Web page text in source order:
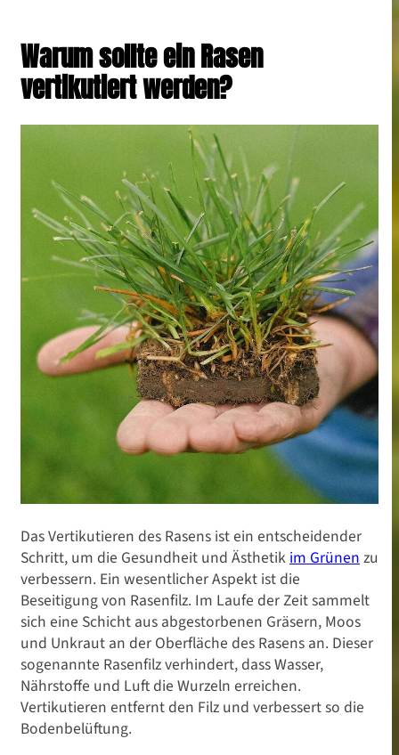
Warum sollte ein Rasen
vertikutiert werden?
Das Vertikutieren des Rasens ist ein entscheidender
Schritt, um die Gesundheit und Ästhetik im Grünen zu
verbessern. Ein wesentlicher Aspekt ist die
Beseitigung von Rasenfilz. Im Laufe der Zeit sammelt
sich eine Schicht aus abgestorbenen Gräsern, Moos
und Unkraut an der Oberfläche des Rasens an. Dieser
sogenannte Rasenfilz verhindert, dass Wasser,
Nährstoffe und Luft die Wurzeln erreichen.
Vertikutieren entfernt den Filz und verbessert so die
Bodenbelüftung.